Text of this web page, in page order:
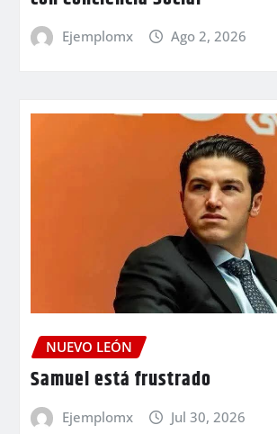
Ejemplomx Ago 2, 2026
NUEVO LEÓN
Samuel está frustrado
Ejemplomx Jul 30, 2026